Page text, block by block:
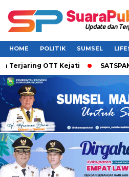
HOME POLITIK SUMSEL
OTT Kejati